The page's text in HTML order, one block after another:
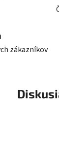
zákazníkov